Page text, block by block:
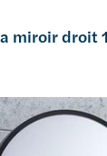
miroir droit